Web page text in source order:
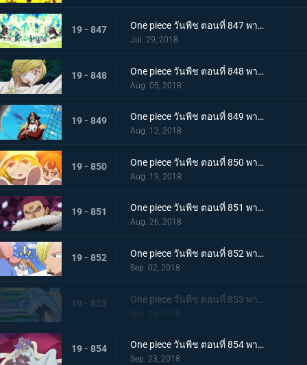
19 - 847 One piece วันพีช ตอนที่ 847 พากย์ไทย เจอกันอีกครั้งโดยบังเอิญ! ซันจิและพุดดิ้งชั่วร้ายที่กำลังตกหลุมรัก!
Jul. 29, 2018
19 - 848 One piece วันพีช ตอนที่ 848 พากย์ไทย ปกป้องซันนี่! การต่อสู้อย่างสุดกำลัง! ช็อปเปอร์และบรู๊ค!
Aug. 05, 2018
19 - 849 One piece วันพีช ตอนที่ 849 พากย์ไทย ก่อนจะย่ำรุ่ง! หัวหน้ากลุ่มผู้พิทักษ์ เปโดร
Aug. 12, 2018
19 - 850 One piece วันพีช ตอนที่ 850 พากย์ไทย ต้องกลับไปแน่นอน การออกเรือโดยมีชีวิตเป็นเดิมพันของลูฟี่!
Aug. 19, 2018
19 - 851 One piece วันพีช ตอนที่ 851 พากย์ไทย ชายผู้มีค่าหัวพันล้าน! 1 ใน 3 ขุนพลสุดแกร่ง คาตาคุริ
Aug. 26, 2018
19 - 852 One piece วันพีช ตอนที่ 852 พากย์ไทย เปิดฉากศึกอันดุเดือด ลูฟี่ ปะทะ คาตาคุริ
Sep. 02, 2018
19 - 853
Sep. 16, 2018
19 - 854 One piece วันพีช ตอนที่ 854 พากย์ไทย การคุกคามของตัวตุ่น ความนิ่ง และการต่อสู้ของลูฟี่
Sep. 23, 2018